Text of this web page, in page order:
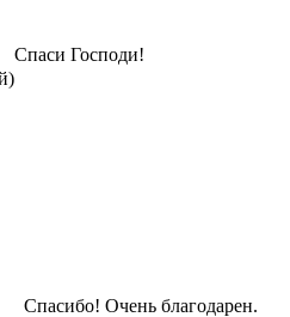
Спаси Господи!
Спасибо! Очень благодарен.